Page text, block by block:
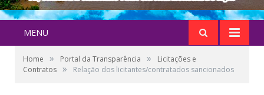
MENU
Home » Portal da Transparência »
Licitações e
Contratos » Relação dos licitantes/contratados sancionados